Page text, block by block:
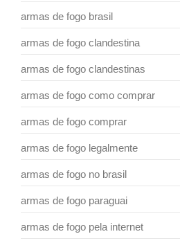
armas de fogo brasil
armas de fogo clandestina
armas de fogo clandestinas
armas de fogo como comprar
armas de fogo comprar
armas de fogo legalmente
armas de fogo no brasil
armas de fogo paraguai
armas de fogo pela internet